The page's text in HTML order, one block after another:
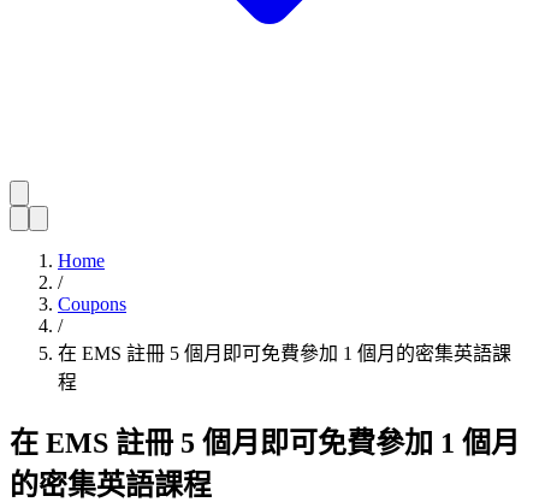
Home
/
Coupons
/
在 EMS 註冊 5 個月即可免費參加 1 個月的密集英語課
程
在 EMS 註冊 5 個月即可免費參加 1 個月
的密集英語課程